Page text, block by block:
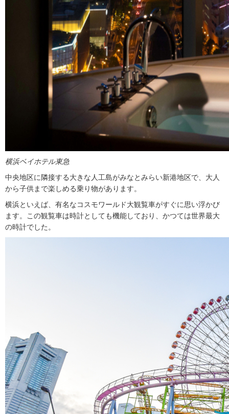
横浜ベイホテル東急
中央地区に隣接する大きな人工島がみなとみらい新港地区で、大人
から子供まで楽しめる乗り物があります。
横浜といえば、有名なコスモワールド大観覧車がすぐに思い浮かび
ます。この観覧車は時計としても機能しており、かつては世界最大
の時計でした。